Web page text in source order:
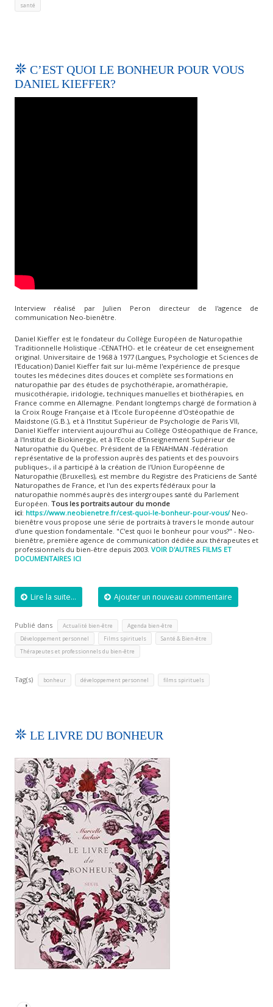
santé
C’EST QUOI LE BONHEUR POUR VOUS
DANIEL KIEFFER?
Interview réalisé par Julien Peron directeur de l'agence de
communication Neo-bienêtre.
Daniel Kieffer est le fondateur du Collège Européen de Naturopathie
Traditionnelle Holistique -CENATHO- et le créateur de cet enseignement
original. Universitaire de 1968 à 1977 (Langues, Psychologie et Sciences de
l'Education) Daniel Kieffer fait sur lui-même l'expérience de presque
toutes les médecines dites douces et complète ses formations en
naturopathie par des études de psychothérapie, aromathérapie,
musicothérapie, iridologie, techniques manuelles et biothérapies, en
France comme en Allemagne. Pendant longtemps chargé de formation à
la Croix Rouge Française et à l'Ecole Européenne d'Ostéopathie de
Maidstone (G.B.), et à l'Institut Supérieur de Psychologie de Paris VII,
Daniel Kieffer intervient aujourd'hui au Collège Ostéopathique de France,
à l'Institut de Biokinergie, et à l'Ecole d'Enseignement Supérieur de
Naturopathie du Québec. Président de la FENAHMAN -fédération
représentative de la profession auprès des patients et des pouvoirs
publiques-, il a participé à la création de l'Union Européenne de
Naturopathie (Bruxelles), est membre du Registre des Praticiens de Santé
Naturopathes de France, et l'un des experts fédéraux pour la
naturopathie nommés auprès des intergroupes santé du Parlement
Européen. Tous les portraits autour du monde
ici: https://www.neobienetre.fr/cest-quoi-le-bonheur-pour-vous/Neo-
bienêtre vous propose une série de portraits à travers le monde autour
d'une question fondamentale. "C'est quoi le bonheur pour vous?" - Neo-
bienêtre, première agence de communication dédiée aux thérapeutes et
professionnels du bien-être depuis 2003. VOIR D'AUTRES FILMS ET
DOCUMENTAIRES ICI
Lire la suite... Ajouter un nouveau commentaire
Publié dans Actualité bien-être Agenda bien-être
Développement personnel Films spirituels Santé & Bien-être
Thérapeutes et professionnels du bien-être
Tag(s) bonheur développement personnel films spirituels
LE LIVRE DU BONHEUR